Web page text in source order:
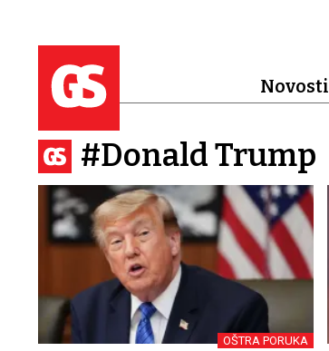
Novosti
#Donald Trump
OŠTRA PORUKA